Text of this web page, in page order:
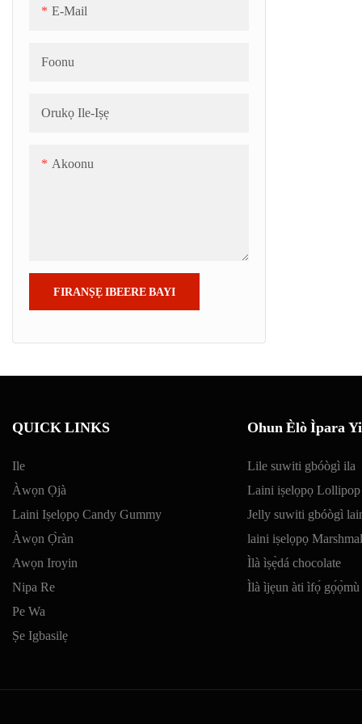
E-Mail
Foonu
Orukọ Ile-Iṣẹ
Akoonu
FIRANṢẸ IBEERE BAYI
QUICK LINKS
Ile
Àwọn Ọjà
Laini Iṣelọpọ Candy Gummy
Àwọn Ọ̀ràn
Awọn Iroyin
Nipa Re
Pe Wa
Ṣe Igbasilẹ
Ohun Èlò Ìpara
Lile suwiti gbóògì ila
Laini iṣelọpọ Lollipop
Jelly suwiti gbóògì
laini iṣelọpọ
Ìlà ìṣẹ̀dá chocolate
Ìlà ìjẹun àti ìfọ́ gọ́ọ̀mù